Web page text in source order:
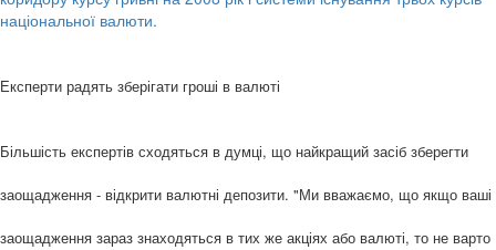
Експерти радять зберігати гроші в валюті
Більшість експертів сходяться в думці, що найкращий засіб зберегти
заощадження - відкрити валютні депозити. "Ми вважаємо, що якщо ваші
заощадження зараз знаходяться в тих же акціях або валюті, то не варто